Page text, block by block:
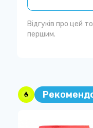
Відгуків про цей
першим.